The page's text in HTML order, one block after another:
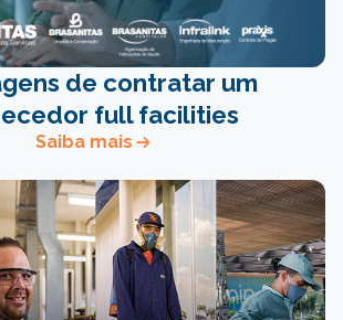
de contratar um
full facilities
Saiba mais